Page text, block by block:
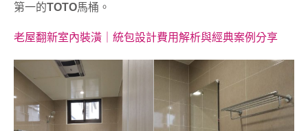
第一的TOTO馬桶。
老屋翻新室內裝潢｜統包設計費用解析與經典案例分享